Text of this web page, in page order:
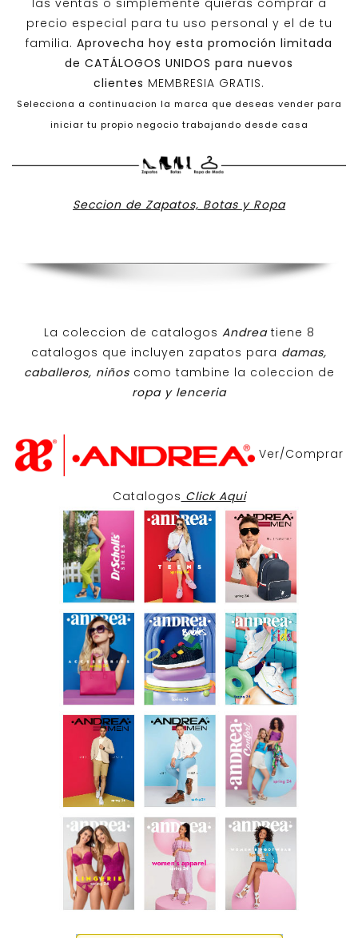
precio especial para tu uso personal y el de tu
familia. Aprovecha hoy esta promoción limitada
de CATÁLOGOS UNIDOS para nuevos
clientes MEMBRESIA GRATIS.
Selecciona a continuacion la marca que deseas vender para
iniciar tu propio negocio trabajando desde casa
Seccion de Zapatos, Botas y Ropa
La coleccion de catalogos Andreatiene 8
catalogos que incluyen zapatos para damas,
caballeros, niños como tambine la coleccion de
ropa y lenceria
Ver/Comprar
Catalogos Click Aqui